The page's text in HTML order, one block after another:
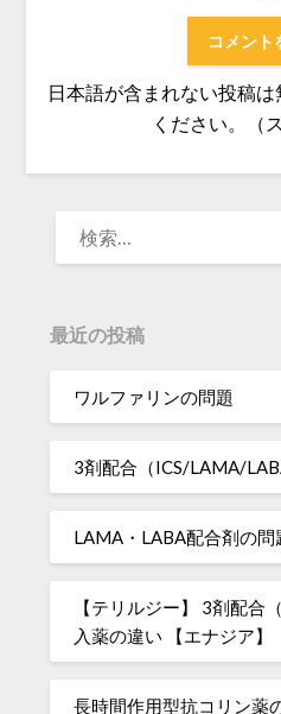
日本語が含まれない投稿
ください。（
最近の投稿
ワルファリンの問題
3剤配合（ICS/LAMA/
LAMA・LABA配合剤の問
【テリルジー】 3剤配合
入薬の違い 【エナジア】
長時間作用型抗コリン薬